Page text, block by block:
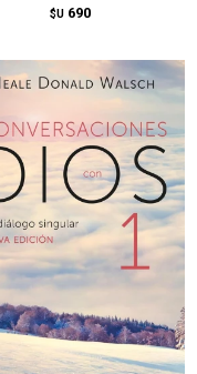
$U 690